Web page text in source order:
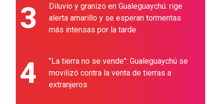
3
Diluvio y granizo en Gualeguaychú: rige
alerta amarillo y se esperan tormentas
más intensas por la tarde
4
"La tierra no se vende": Gualeguaychú se
movilizó contra la venta de tierras a
extranjeros